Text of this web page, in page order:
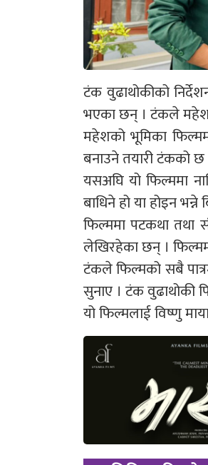
टंक वुढाथोकीको
भएका छन् । टंकले
महेशको भूमिका
बनाउने तयारी टंकको छ
यसअघि यो फिल्ममा
बाधिने हो या होइन
फिल्ममा पटकथा तथा
लेखिरहेका छन् ।
टंकले फिल्मको सबै
सुनाए । टंक वुढाथोकी
यो फिल्मलाई विष्णु